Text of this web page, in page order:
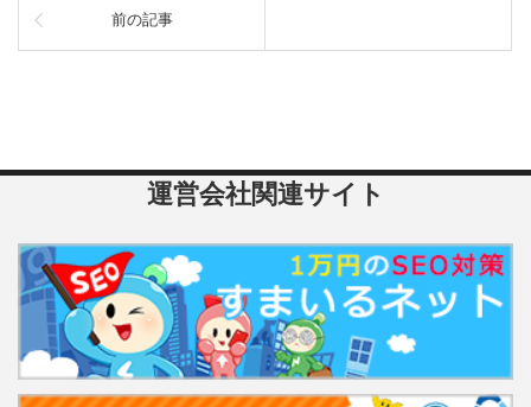
前の記事
運営会社関連サイト